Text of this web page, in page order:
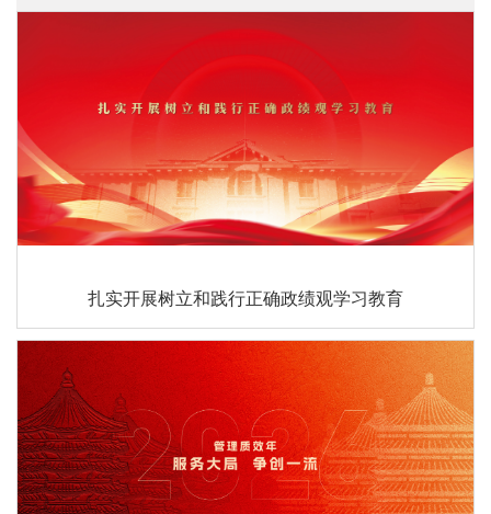
扎实开展树立和践行正确政绩观学习教育